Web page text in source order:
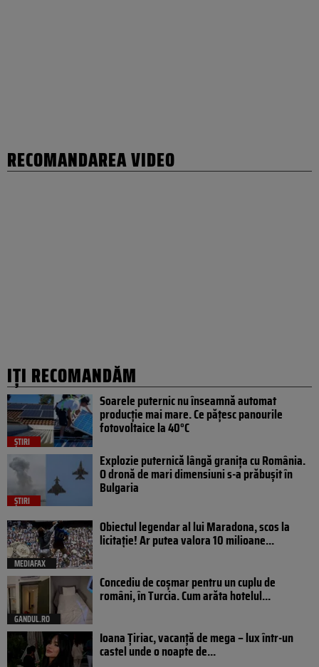
RECOMANDAREA VIDEO
IȚI RECOMANDĂM
ȘTIRI
Soarele puternic nu înseamnă automat
producție mai mare. Ce pățesc panourile
fotovoltaice la 40°C
ȘTIRI
Explozie puternică lângă granița cu România.
O dronă de mari dimensiuni s-a prăbușit în
Bulgaria
MEDIAFAX
Obiectul legendar al lui Maradona, scos la
licitație! Ar putea valora 10 milioane...
GANDUL.RO
Concediu de coșmar pentru un cuplu de
români, în Turcia. Cum arăta hotelul...
Ioana Țiriac, vacanță de mega – lux într-un
castel unde o noapte de...